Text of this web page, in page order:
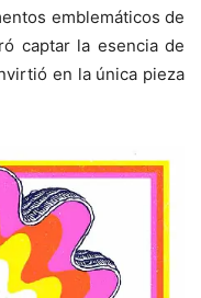
emblemáticos de
captar la esencia de
en la única pieza